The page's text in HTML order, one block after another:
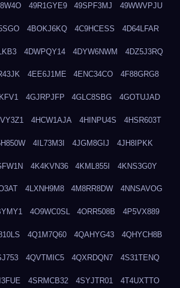
49R1GYE9 49SPF3MJ 49WWVPJU
4BOKJ6KQ 4C9HCESS 4D64LFAR
4DWPQY14 4DYW6NWM 4DZ5J3RQ
4EE6J1ME 4ENC34CO 4F88GRG8
4GJRPJFP 4GLC8SBG 4GOTUJAD
4HCW1AJA 4HINPU4S 4HSR603T
4IL73M3I 4JGM8GIJ 4JH8IPKK
4K4KVN36 4KML855I 4KNS3G0Y
4LXNH9M8 4M8RR8DW 4NNSAVOG
4O9WC0SL 4ORR508B 4P5VX889
4Q1M7Q60 4QAHYG43 4QHYCH8B
4QVTMIC5 4QXRDQN7 4S31TENQ
4SRMCB32 4SYJTR01 4T4UXTTO